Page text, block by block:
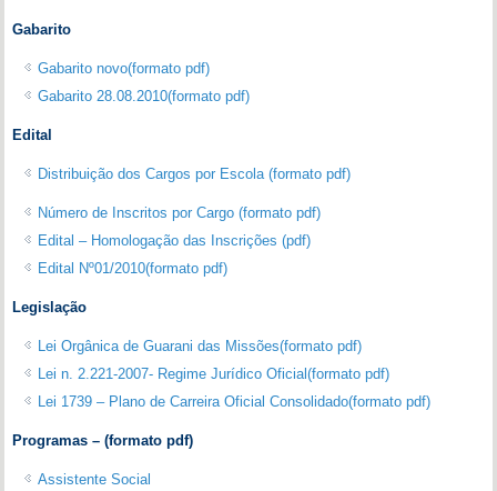
Gabarito
Gabarito novo(formato pdf)
Gabarito 28.08.2010(formato pdf)
Edital
Distribuição dos Cargos por Escola (formato pdf)
Número de Inscritos por Cargo (formato pdf)
Edital – Homologação das Inscrições (pdf)
Edital Nº01/2010(formato pdf)
Legislação
Lei Orgânica de Guarani das Missões(formato pdf)
Lei n. 2.221-2007- Regime Jurídico Oficial(formato pdf)
Lei 1739 – Plano de Carreira Oficial Consolidado(formato pdf)
Programas – (formato pdf)
Assistente Social